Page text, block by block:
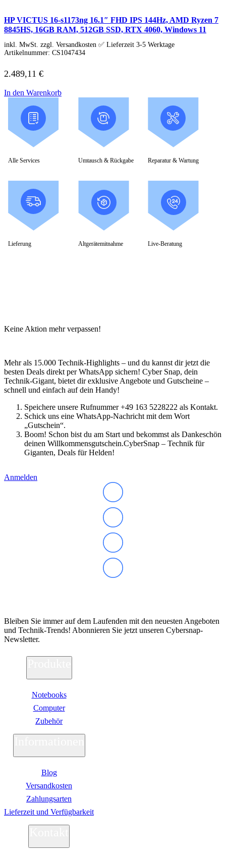
HP VICTUS 16-s1173ng 16.1″ FHD IPS 144Hz, AMD Ryzen 7
8845HS, 16GB RAM, 512GB SSD, RTX 4060, Windows 11
inkl. MwSt. zzgl. Versandkosten ✅ Lieferzeit 3-5 Werktage
Artikelnummer: CS1047434
2.489,11 €
In den Warenkorb
Alle Services Umtausch & Rückgabe Reparatur & Wartung
Lieferung Altgerätemitnahme Live-Beratung
Keine Aktion mehr verpassen!
Mehr als 15.000 Technik-Highlights – und du kannst dir jetzt die
besten Deals direkt per WhatsApp sichern! Cyber Snap, dein
Technik-Gigant, bietet dir exklusive Angebote und Gutscheine –
schnell und einfach auf dein Handy!
Speichere unsere Rufnummer +49 163 5228222 als Kontakt.
Schick uns eine WhatsApp-Nachricht mit dem Wort
„Gutschein“.
Boom! Schon bist du am Start und bekommst als Dankeschön
deinen Willkommensgutschein.CyberSnap – Technik für
Giganten, Deals für Helden!
Anmelden
Notebooks
Computer
Zubehör
Blog
Versandkosten
Zahlungsarten
Lieferzeit und Verfügbarkeit
Bleiben Sie immer auf dem Laufenden mit den neuesten Angeboten
und Technik-Trends! Abonnieren Sie jetzt unseren Cybersnap-
Newsletter.